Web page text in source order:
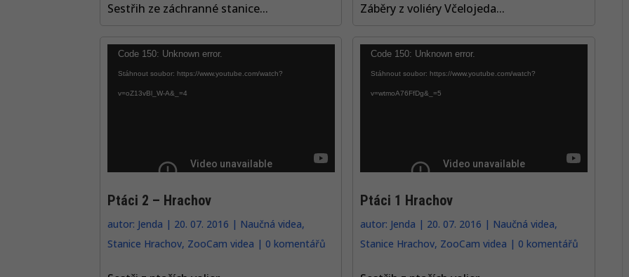
Sestřih ze záchranné stanice... Záběry z voliéry Včelojeda...
Video
přehrávač
Code 150: Unknown error.
Stáhnout soubor: https://www.youtube.com/watch?
v=oZ13vBl_W-A&_=4
Ptáci 2 – Hrachov
autor: Jenda | 20. 07. 2016 | Naučná videa,
Stanice Hrachov, ZooCam videa | 0 komentářů
Video
přehrávač
Code 150: Unknown error.
Stáhnout soubor: https://www.youtube.com/watch?
v=wtmoA76FfDg&_=5
Ptáci 1 Hrachov
autor: Jenda | 20. 07. 2016 | Naučná videa,
Stanice Hrachov, ZooCam videa | 0 komentářů